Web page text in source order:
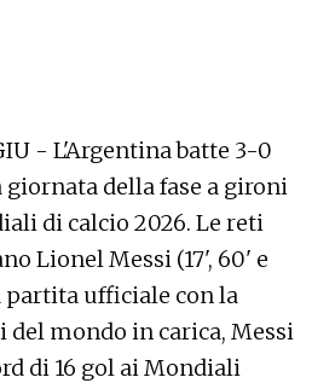
- L'Argentina batte 3-0
della fase a gironi
di calcio 2026. Le reti
Lionel Messi (17', 60' e
partita ufficiale con la
mondo in carica, Messi
di 16 gol ai Mondiali